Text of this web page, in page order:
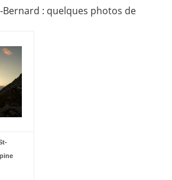
Bernard : quelques photos de